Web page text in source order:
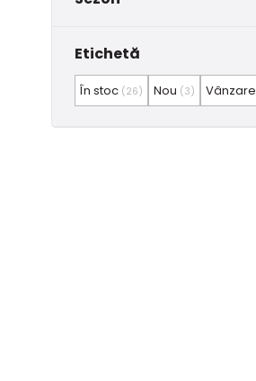
Etichetă
În stoc (26) Nou (3) Vânzare